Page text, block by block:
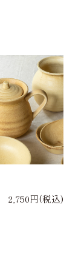
2,750円(税込)